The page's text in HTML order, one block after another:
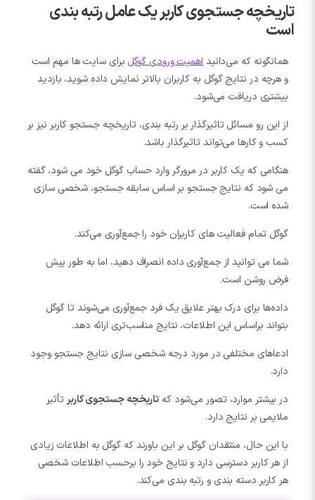
تاریخچه جستجوی کاربر یک عامل رتبه بندی
است
همانگونه که می‌دانیداهمیت ورودی گوگل برای سایت ها مهم است
و هرچه در نتایج گوگل به کاربران بالاتر نمایش داده شوید، بازدید
بیشتری دریافت می‌شود.
از این رو مسائل تاثیرگذار بر رتبه بندی، تاریخچه جستجو کاربر نیز بر
کسب و کارها می‌تواند تاثیرگذار باشد.
هنگامی که یک کاربر در مرورگر وارد حساب گوگل خود می شود، گفته
می شود که نتایج جستجو بر اساس سابقه جستجو، شخصی سازی
شده است.
گوگل تمام فعالیت های کاربران خود را جمع‌آوری می‌کند.
شما می توانید از جمع‌آوری داده انصراف دهید، اما به طور پیش
فرض روشن است.
داده‌ها برای درک بهتر علایق یک فرد جمع‌آوری می‌شوند تا گوگل
بتواند براساس این اطلاعات، نتایج مناسب‌تری ارائه دهد.
ادعاهای مختلفی در مورد درجه شخصی سازی نتایج جستجو وجود
دارد.
در بیشتر موارد، تصور می‌شود که تاریخچه جستجوی کاربر تأثیر
ملایمی بر نتایج دارد.
با این حال، منتقدان گوگل بر این باورند که گوگل به اطلاعات زیادی
از هر کاربر دسترسی دارد و نتایج خود را برحسب اطلاعات شخصی
هر کاربر دسته بندی و رتبه بندی می‌کند.